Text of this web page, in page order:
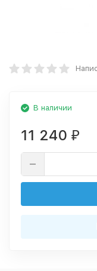
В наличии
11 240 ₽